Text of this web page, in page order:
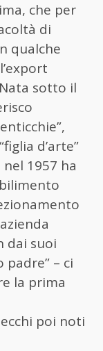
che per
di
qualche
sotto il
d’arte”
1957 ha
dai suoi
– ci
la prima
poi noti